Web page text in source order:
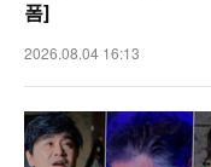
폼]
2026.08.04 16:13